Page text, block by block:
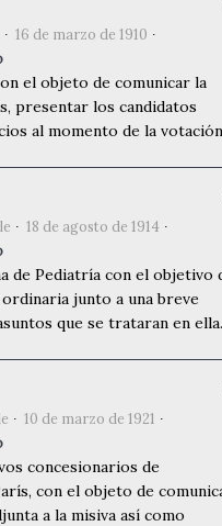
16 de marzo de 1910
el objeto de comunicar la
presentar los candidatos
al momento de la
18 de agosto de 1914
de Pediatría con el objetivo
junto a una breve
que se trataran en
10 de marzo de 1921
concesionarios de
con el objeto de
a la misiva así como